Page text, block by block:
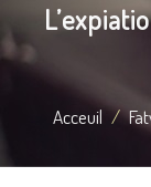
Acceuil